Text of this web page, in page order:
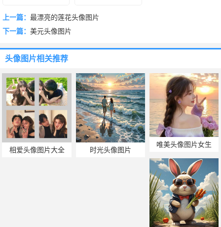
上一篇： 最漂亮的莲花头像图片
下一篇： 美元头像图片
头像图片相关推荐
相爱头像图片大全 时光头像图片
唯美头像图片女生